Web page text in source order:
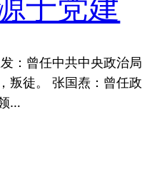
于党建
：曾任中共中央政治局
叛徒。 张国焘：曾任政
…